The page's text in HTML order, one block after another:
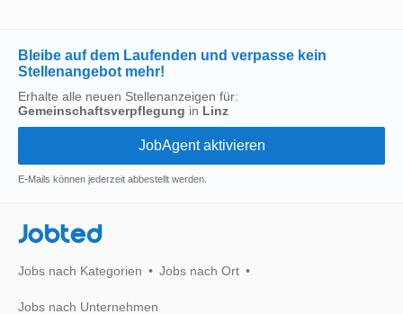
Bleibe auf dem Laufenden und verpasse kein
Stellenangebot mehr!
Erhalte alle neuen Stellenanzeigen für:
Gemeinschaftsverpflegung in Linz
E-Mails können jederzeit abbestellt werden.
Jobted
Jobs nach Kategorien Jobs nach Ort
Jobs nach Unternehmen